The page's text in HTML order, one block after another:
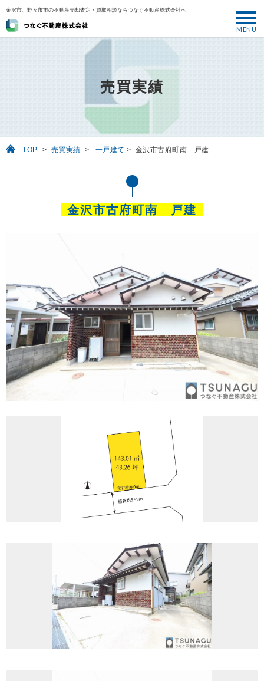
金沢市、野々市市の不動産売却査定・買取相談ならつなぐ不動産株式会社へ
MENU
つなぐ不動産株式会社が選ばれる理由
COMPANY
会社案内
売買実績
TOP > 売買実績 > 一戸建て > 金沢市古府町南 戸建
金沢市古府町南 戸建